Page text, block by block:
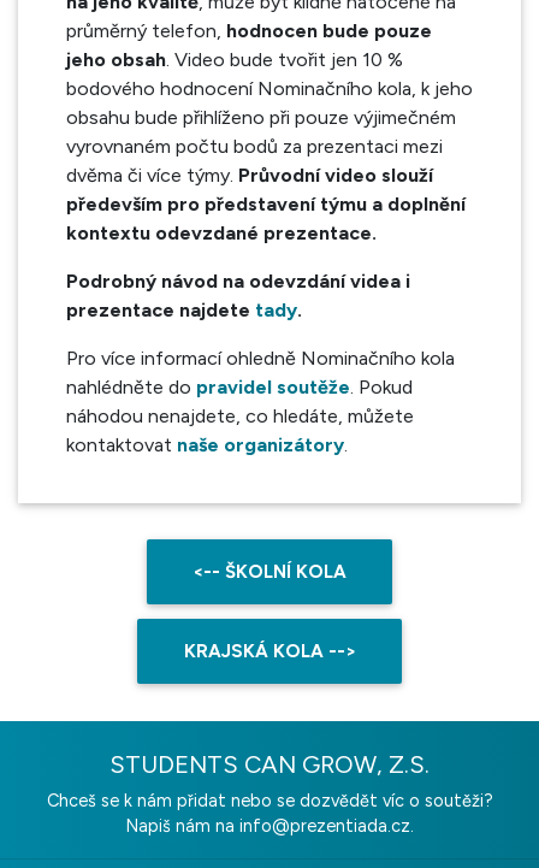
průměrný telefon, hodnocen bude pouze
jeho obsah. Video bude tvořit jen 10 %
bodového hodnocení Nominačního kola, k jeho
obsahu bude přihlíženo při pouze výjimečném
vyrovnaném počtu bodů za prezentaci mezi
dvěma či více týmy. Průvodní video slouží
především pro představení týmu a doplnění
kontextu odevzdané prezentace.
Podrobný návod na odevzdání videa i
prezentace najdete tady.
Pro více informací ohledně Nominačního kola
nahlédněte do pravidel soutěže. Pokud
náhodou nenajdete, co hledáte, můžete
kontaktovat naše organizátory.
<-- ŠKOLNÍ KOLA
KRAJSKÁ KOLA -->
STUDENTS CAN GROW, Z.S.
Chceš se k nám přidat nebo se dozvědět víc o soutěži?
Napiš nám na info@prezentiada.cz.